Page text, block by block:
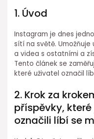
1. Úvod
Instagram je dnes
sítí na světě.
a videa s ostatními a
Tento článek se
které uživatel označil
2. Krok za
příspěvky,
označili líbí se